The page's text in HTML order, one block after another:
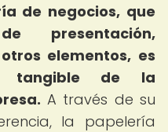
de negocios, que
presentación,
elementos, es
tangible de la
A través de su
la papelería